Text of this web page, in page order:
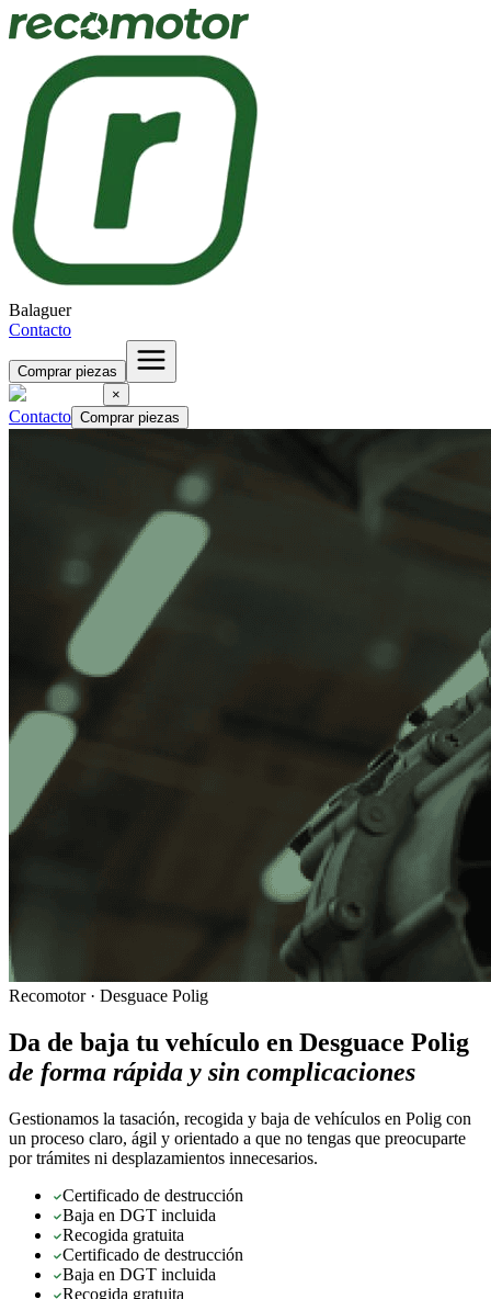
Balaguer
Contacto
Comprar piezas
×
Contacto Comprar piezas
Recomotor · Desguace Polig
Da de baja tu vehículo en Desguace Polig
de forma rápida y sin complicaciones
Gestionamos la tasación, recogida y baja de vehículos en Polig con
un proceso claro, ágil y orientado a que no tengas que preocuparte
por trámites ni desplazamientos innecesarios.
Certificado de destrucción
Baja en DGT incluida
Recogida gratuita
Certificado de destrucción
Baja en DGT incluida
Recogida gratuita